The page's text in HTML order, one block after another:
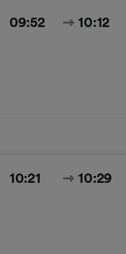
09:52 10:12
10:21 10:29